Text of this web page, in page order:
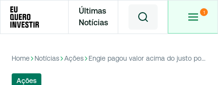
Últimas
Notícias
Home Notícias Ações Engie pagou valor acima do justo por Jirau, avaliam analistas
Ações